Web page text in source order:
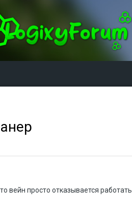
вейн просто отказывается работать